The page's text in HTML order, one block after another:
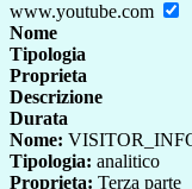
www.youtube.com
Nome
Tipologia
Proprieta
Descrizione
Durata
Nome:
Tipologia: analitico
Proprieta: Terza parte